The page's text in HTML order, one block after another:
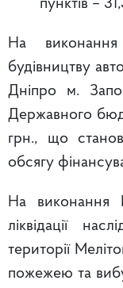
пунктів –
На виконання
будівництву
Дніпро м.
Державного
грн., що
обсягу
На виконання
ліквідації
території
пожежею та